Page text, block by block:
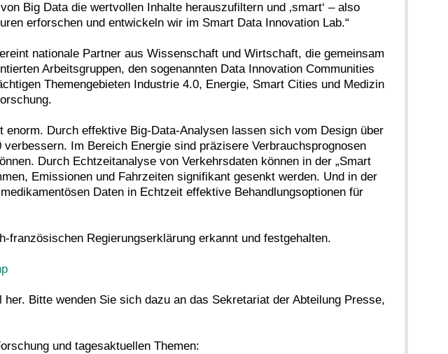
Big Data die wertvollen Inhalte herauszufiltern und ‚smart‘ – also
erforschen und entwickeln wir im Smart Data Innovation Lab.“
nationale Partner aus Wissenschaft und Wirtschaft, die gemeinsam
Arbeitsgruppen, den sogenannten Data Innovation Communities
Themengebieten Industrie 4.0, Energie, Smart Cities und Medizin
Durch effektive Big-Data-Analysen lassen sich vom Design über
Im Bereich Energie sind präzisere Verbrauchsprognosen
Durch Echtzeitanalyse von Verkehrsdaten können in der „Smart
Emissionen und Fahrzeiten signifikant gesenkt werden. Und in der
Daten in Echtzeit effektive Behandlungsoptionen für
französischen Regierungserklärung erkannt und festgehalten.
Bitte wenden Sie sich dazu an das Sekretariat der Abteilung Presse,
und tagesaktuellen Themen: